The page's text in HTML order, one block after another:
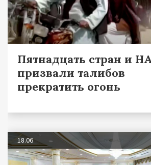
Пятнадцать стран и
призвали талибов
прекратить огонь
18.06